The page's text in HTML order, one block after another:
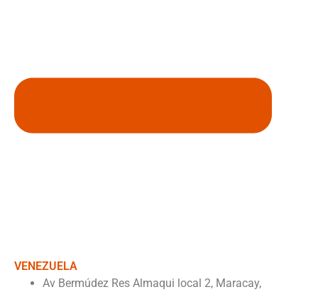
VENEZUELA
Av Bermúdez Res Almaqui local 2, Maracay,